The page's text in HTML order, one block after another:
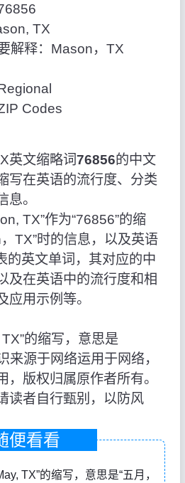
TX
解释：Mason，TX
Codes
英文缩略词76856的中文
写在英语的流行度、分类
。
TX”作为“76856”的缩
TX”时的信息，以及英语
的英文单词，其对应的中
及在英语中的流行度和相
应用示例等。
的缩写，意思是
来源于网络运用于网络，
，版权归属原作者所有。
读者自行甄别，以防风
便看看
TX”的缩写，意思是“五月，